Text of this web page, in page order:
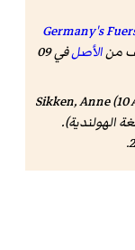
منالأصل
في 09
Sikken, Anne (10
الهولندية).
.